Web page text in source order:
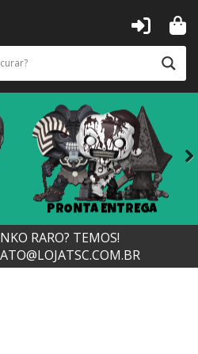
PRONTA ENTREGA
Next
RARO? TEMOS!